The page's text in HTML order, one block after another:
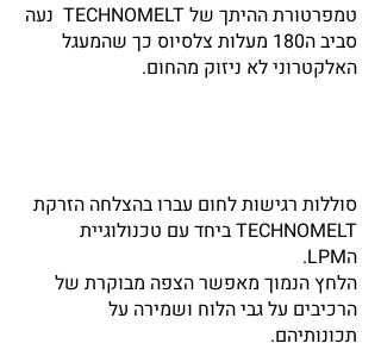
טמפרטורת ההיתך של TECHNOMELT נעה
סביב ה180 מעלות צלסיוס כך שהמעגל
האלקטרוני לא ניזוק מהחום.
סוללות רגישות לחום עברו בהצלחה הזרקת
TECHNOMELT ביחד עם טכנולוגיית
הLPM.
הלחץ הנמוך מאפשר הצפה מבוקרת של
הרכיבים על גבי הלוח ושמירה על
תכונותיהם.